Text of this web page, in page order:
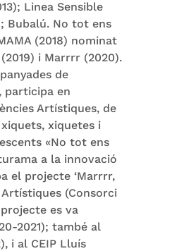
Linea Sensible
Bubalú. No tot ens
(2018) nominat
i Marrrr (2020).
de
participa en
Artístiques, de
xiquetes i
«No tot ens
a la innovació
el projecte ‘Marrrr,
Artístiques (Consorci
es va
2021); també al
i al CEIP Lluís